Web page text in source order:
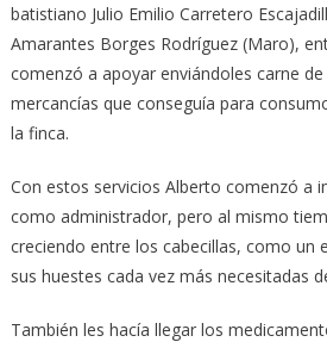
batistiano Julio Emilio Carretero
Amarantes Borges Rodríguez (Maro),
comenzó a apoyar enviándoles carne
mercancías que conseguía para
la finca.
Con estos servicios Alberto comenzó a
como administrador, pero al mismo
creciendo entre los cabecillas, como un
sus huestes cada vez más necesitadas
También les hacía llegar los